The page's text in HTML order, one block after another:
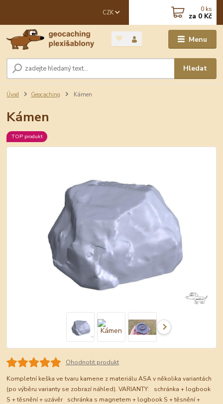
Menu
CZK
Hledat
0 ks
za 0 Kč
Úvod Geocaching Kámen
Kámen
TOP produkt
Ohodnotit produkt
Kompletní keška ve tvaru kamene z materiálu ASA v několika variantách
(po výběru varianty se zobrazí náhled). VARIANTY: schránka + logbook
S + těsnění + uzávěr schránka s magnetem + logbook S + těsnění +